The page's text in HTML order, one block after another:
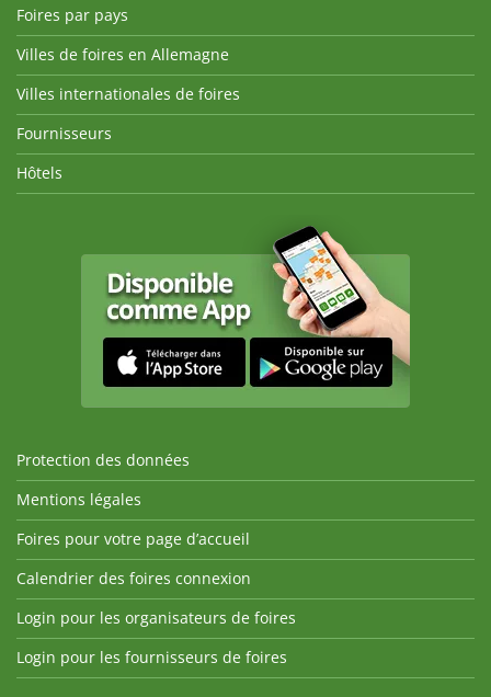
Foires par pays
Villes de foires en Allemagne
Villes internationales de foires
Fournisseurs
Hôtels
Protection des données
Mentions légales
Foires pour votre page d’accueil
Calendrier des foires connexion
Login pour les organisateurs de foires
Login pour les fournisseurs de foires